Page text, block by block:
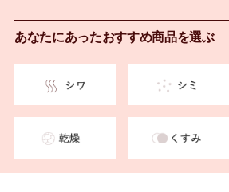
あなたにあったおすすめ商品を選ぶ